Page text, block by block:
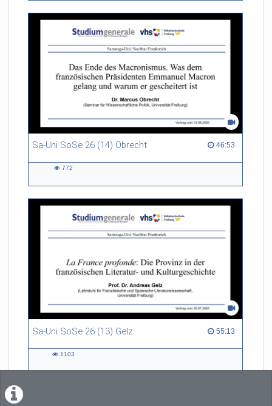
Sa-Uni SoSe 26 (14) Obrecht 46:53
46:53 duration
772
Sa-Uni SoSe 26 (13) Gelz 55:13
55:13 duration
1103